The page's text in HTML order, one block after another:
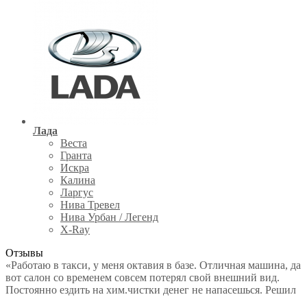
Лада
Веста
Гранта
Искра
Калина
Ларгус
Нива Тревел
Нива Урбан / Легенд
X-Ray
Отзывы
«Работаю в такси, у меня октавия в базе. Отличная машина, да
вот салон со временем совсем потерял свой внешний вид.
Постоянно ездить на хим.чистки денег не напасешься. Решил